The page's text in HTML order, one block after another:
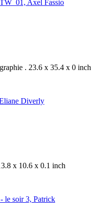
. 23.6 x 35.4 x 0 inch
x 10.6 x 0.1 inch